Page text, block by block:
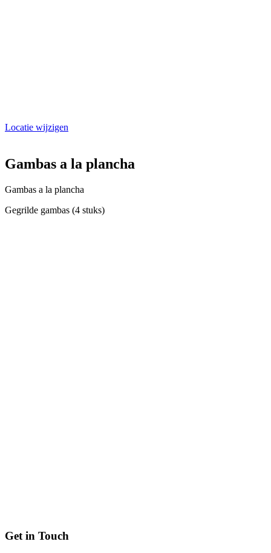
Locatie wijzigen
Gambas a la plancha
Gambas a la plancha
Gegrilde gambas (4 stuks)
Get in Touch